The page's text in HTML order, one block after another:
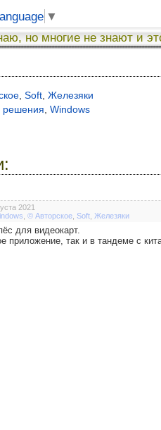
▼
но многие не знают и
Soft Железяки
решения Windows
2021
© Авторское Soft Железяки
для видеокарт.
приложение, так и в тандеме с